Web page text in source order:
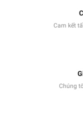
Cam kết
Chúng